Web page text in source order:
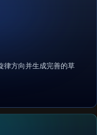
律方向并生成完善的草